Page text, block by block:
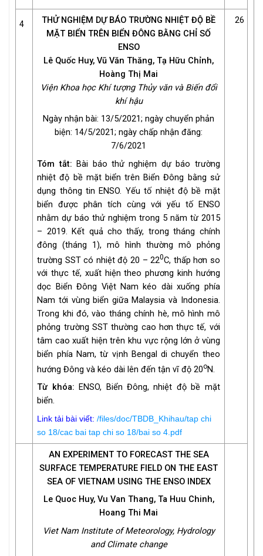
4
THỬ NGHIỆM DỰ BÁO TRƯỜNG NHIỆT ĐỘ BỀ
MẶT BIỂN TRÊN BIỂN ĐÔNG BẰNG CHỈ SỐ
ENSO
Lê Quốc Huy, Vũ Văn Thăng, Tạ Hữu Chỉnh,
Hoàng Thị Mai
Viện Khoa học Khí tượng Thủy văn và Biến đổi
khí hậu
Ngày nhận bài: 13/5/2021; ngày chuyển phản
biện: 14/5/2021; ngày chấp nhận đăng:
7/6/2021
Tóm tắt: Bài báo thử nghiệm dự báo trường
nhiệt độ bề mặt biển trên Biển Đông bằng sử
dụng thông tin ENSO. Yếu tố nhiệt độ bề mặt
biển được phân tích cùng với yếu tố ENSO
nhằm dự báo thử nghiệm trong 5 năm từ 2015
– 2019. Kết quả cho thấy, trong tháng chính
đông (tháng 1), mô hình thường mô phỏng
trường SST có nhiệt độ 20 – 220C, thấp hơn so
với thực tế, xuất hiện theo phương kinh hướng
dọc Biển Đông Việt Nam kéo dài xuống phía
Nam tới vùng biển giữa Malaysia và Indonesia.
Trong khi đó, vào tháng chính hè, mô hình mô
phỏng trường SST thường cao hơn thực tế, với
tâm cao xuất hiện trên khu vực rộng lớn ở vùng
biển phía Nam, từ vịnh Bengal di chuyển theo
hướng Đông và kéo dài lên đến tận vĩ độ 20oN.
Từ khóa: ENSO, Biển Đông, nhiệt độ bề mặt
biển.
Link tải bài viết:/files/doc/TBDB_Khihau/tap chi
so 18/cac bai tap chi so 18/bai so 4.pdf
26
AN EXPERIMENT TO FORECAST THE SEA
SURFACE TEMPERATURE FIELD ON THE EAST
SEA OF VIETNAM USING THE ENSO INDEX
Le Quoc Huy, Vu Van Thang, Ta Huu Chinh,
Hoang Thi Mai
Viet Nam Institute of Meteorology, Hydrology
and Climate change